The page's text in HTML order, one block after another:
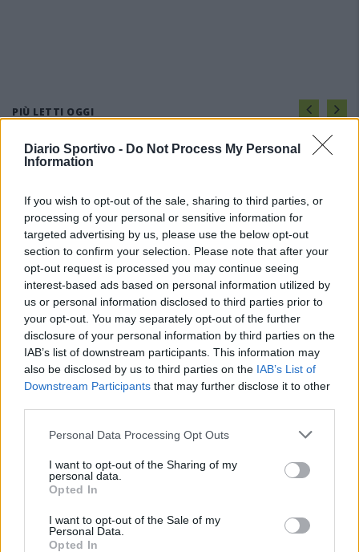
Diario Sportivo - Do Not Process My Personal
Information
If you wish to opt-out of the sale, sharing to third parties, or
processing of your personal or sensitive information for
targeted advertising by us, please use the below opt-out
section to confirm your selection. Please note that after your
opt-out request is processed you may continue seeing
interest-based ads based on personal information utilized by
us or personal information disclosed to third parties prior to
your opt-out. You may separately opt-out of the further
disclosure of your personal information by third parties on the
IAB’s list of downstream participants. This information may
also be disclosed by us to third parties on the IAB’s List of
Downstream Participants that may further disclose it to other
Personal Data Processing Opt Outs
I want to opt-out of the Sharing of my
personal data.
Opted In
I want to opt-out of the Sale of my
Personal Data.
Opted In
PIÙ LETTI OGGI
8 Ago 2026
Il Latte Dolce prende Dumani dalla Torres,
Mascia, Sorgente, Lopes, Limberti e Cherchi
gli altri acquisti
8 Ago 2026
Latte Dolce, che rivoluzione: addio a 23
giocatori della scorsa stagione
9 Ago 2024
L'Ilvamaddalena è tra i 13 club che hanno
presentato domanda di ripescaggio
Zedda: Risultato giusto, ma continuiamo a
lottare per i playoff